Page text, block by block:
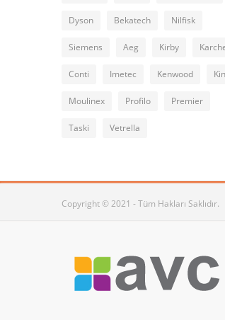
Dyson Bekatech Nilfisk
Siemens Aeg Kirby
Conti Imetec Kenwood
Moulinex Profilo Premier
Taski Vetrella
Copyright © 2021 - Tüm Hakları Saklıdır.